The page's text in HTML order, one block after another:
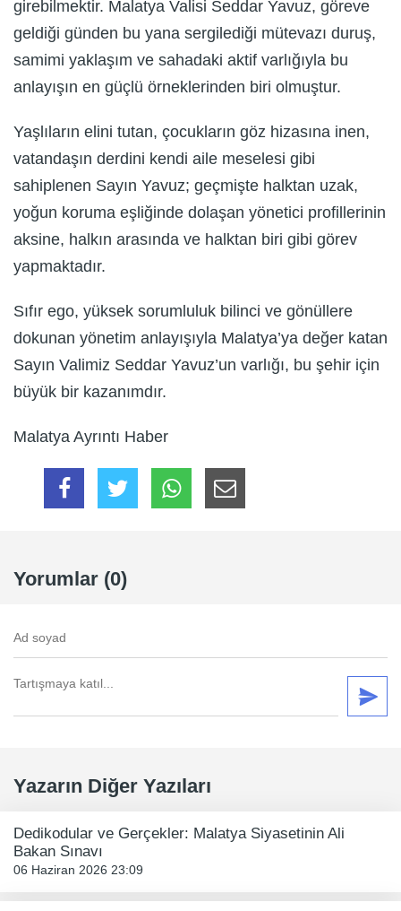
girebilmektir. Malatya Valisi Seddar Yavuz, göreve
geldiği günden bu yana sergilediği mütevazı duruş,
samimi yaklaşım ve sahadaki aktif varlığıyla bu
anlayışın en güçlü örneklerinden biri olmuştur.
Yaşlıların elini tutan, çocukların göz hizasına inen,
vatandaşın derdini kendi aile meselesi gibi
sahiplenen Sayın Yavuz; geçmişte halktan uzak,
yoğun koruma eşliğinde dolaşan yönetici profillerinin
aksine, halkın arasında ve halktan biri gibi görev
yapmaktadır.
Sıfır ego, yüksek sorumluluk bilinci ve gönüllere
dokunan yönetim anlayışıyla Malatya’ya değer katan
Sayın Valimiz Seddar Yavuz’un varlığı, bu şehir için
büyük bir kazanımdır.
Malatya Ayrıntı Haber
Yorumlar (0)
Yazarın Diğer Yazıları
Dedikodular ve Gerçekler: Malatya Siyasetinin Ali
Bakan Sınavı
06 Haziran 2026 23:09